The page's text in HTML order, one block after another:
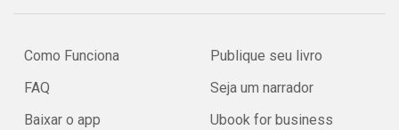
Como Funciona
FAQ
Baixar o app
Publique seu livro
Seja um narrador
Ubook for business